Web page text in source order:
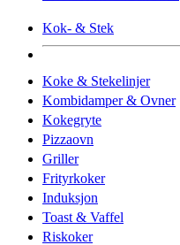
Kok- & Stek
Koke & Stekelinjer
Kombidamper & Ovner
Kokegryte
Pizzaovn
Griller
Frityrkoker
Induksjon
Toast & Vaffel
Riskoker